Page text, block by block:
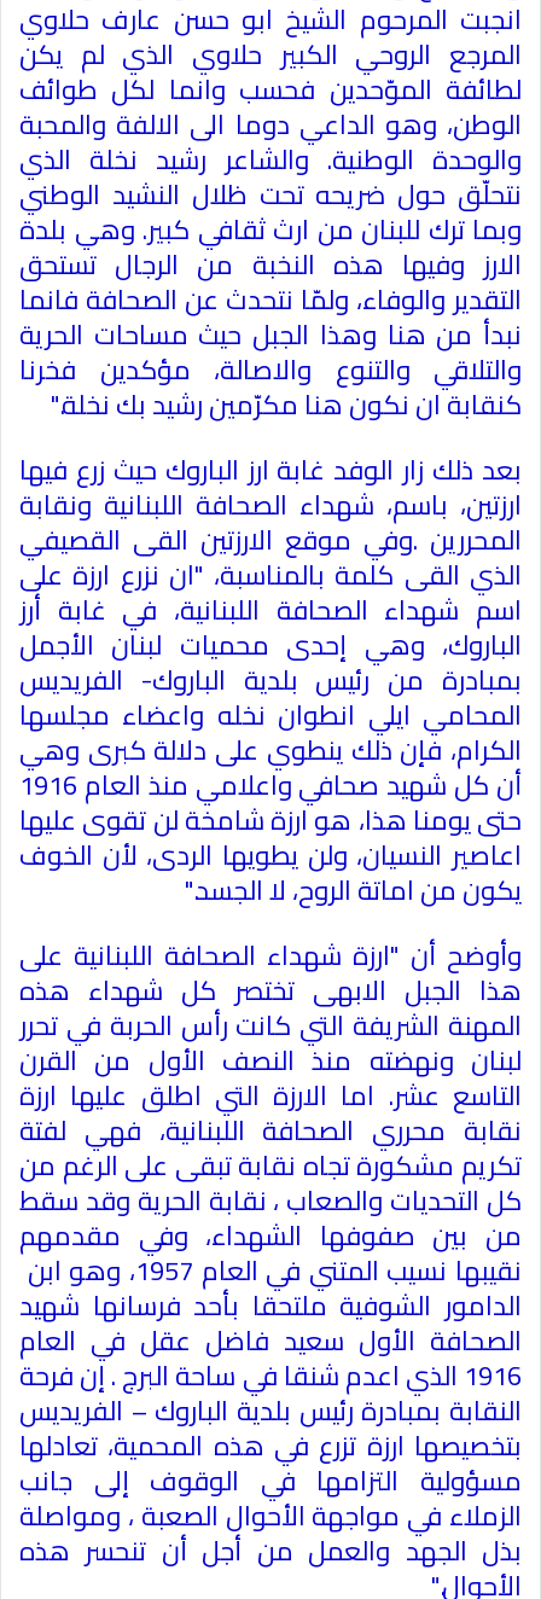
انجبت المرحوم الشيخ ابو حسن عارف حلاوي
المرجع الروحي الكبير حلاوي الذي لم يكن
لطائفة الموّحدين فحسب وانما لكل طوائف
الوطن، وهو الداعي دوما الى الالفة والمحبة
والوحدة الوطنية. والشاعر رشيد نخلة الذي
نتحلّق حول ضريحه تحت ظلال النشيد الوطني
وبما ترك للبنان من ارث ثقافي كبير. وهي بلدة
الارز وفيها هذه النخبة من الرجال تستحق
التقدير والوفاء، ولمّا نتحدث عن الصحافة فانما
نبدأ من هنا وهذا الجبل حيث مساحات الحرية
والتلاقي والتنوع والاصالة، مؤكدين فخرنا
كنقابة ان نكون هنا مكرّمين رشيد بك نخلة".
بعد ذلك زار الوفد ​غابة ارز​ الباروك حيث زرع فيها
ارزتين، باسم، ​شهداء الصحافة​ اللبنانية و​نقابة
المحررين​ .وفي موقع الارزتين القى القصيفي
الذي القى كلمة بالمناسبة، "ان نزرع ارزة على
اسم شهداء الصحافة اللبنانية، في غابة أرز
الباروك، وهي إحدى محميات لبنان الأجمل
بمبادرة من رئيس بلدية الباروك- الفريديس
المحامي ايلي انطوان نخله واعضاء مجلسها
الكرام، فإن ذلك ينطوي على دلالة كبرى وهي
أن كل شهيد صحافي واعلامي منذ العام 1916
حتى يومنا هذا، هو ارزة شامخة لن تقوى عليها
اعاصير النسيان، ولن يطويها الردى، لأن الخوف
يكون من اماتة الروح، لا الجسد".
وأوضح أن "ارزة شهداء الصحافة اللبنانية على
هذا الجبل الابهى تختصر كل شهداء هذه
المهنة الشريفة التي كانت رأس الحربة في تحرر
لبنان ونهضته منذ النصف الأول من القرن
التاسع عشر. اما الارزة التي اطلق عليها ارزة
نقابة محرري الصحافة اللبنانية، فهي لفتة
تكريم مشكورة تجاه نقابة تبقى على الرغم من
كل التحديات والصعاب ، نقابة الحرية وقد سقط
من بين صفوفها الشهداء، وفي مقدمهم
نقيبها نسيب المتني في العام 1957، وهو ابن ​
الدامور​ الشوفية ملتحقا بأحد فرسانها شهيد
الصحافة الأول سعيد فاضل عقل في العام
1916 الذي اعدم شنقا في ساحة البرج . إن فرحة
النقابة بمبادرة رئيس بلدية الباروك – الفريديس
بتخصيصها ارزة تزرع في هذه المحمية، تعادلها
مسؤولية التزامها في الوقوف إلى جانب
الزملاء في مواجهة الأحوال الصعبة ، ومواصلة
بذل الجهد والعمل من أجل أن تنحسر هذه
الأحوال".